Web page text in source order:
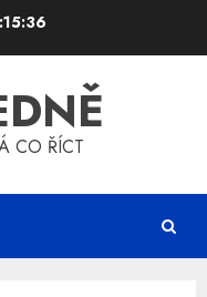
CO ŘÍCT